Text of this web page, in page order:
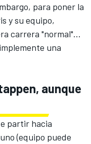
para poner la
y su equipo,
carrera "normal"...
una
aunque
partir hacia
(equipo puede